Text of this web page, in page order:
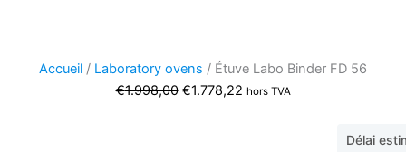
Accueil / Laboratory ovens / Étuve Labo Binder FD 56
€1.998,00 Le
€1.778,22Le
hors TVA
Délai